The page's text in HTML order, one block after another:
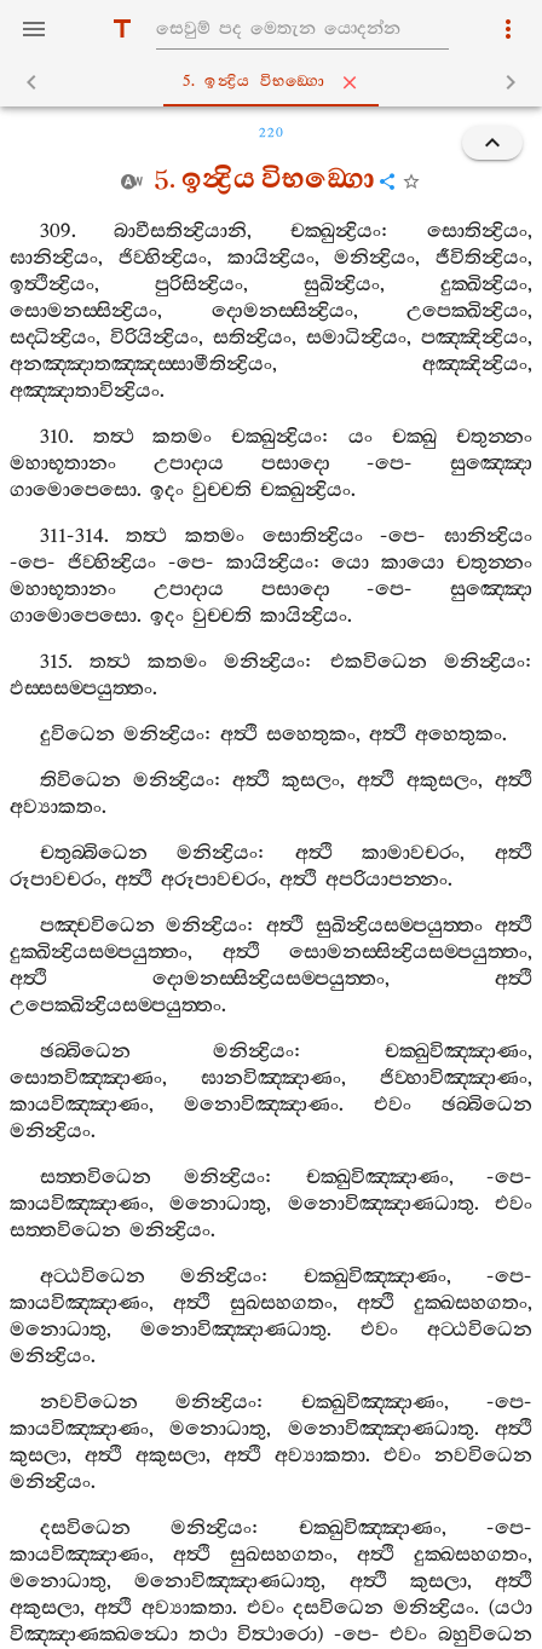
5. ඉන්‍ද්‍රිය විභඞ‍්ගො
220
5.ඉන්‍ද්‍රියවිභඞ‍්ගො
309.බාවීසතින්‍ද්‍රියානි,චක‍්ඛුන්‍ද්‍රියං:සොතින්‍ද්‍රියං,
ඝානින්‍ද්‍රියං, ජිව‍්හින්‍ද්‍රියං, කායින්‍ද්‍රියං,මනින්‍ද්‍රියං, ජීවිතින්‍ද්‍රියං,
ඉත්‍ථින්‍ද්‍රියං, පුරිසින්‍ද්‍රියං, සුඛින්‍ද්‍රියං, දුක‍්ඛින්‍ද්‍රියං,
සොමනස‍්සින්‍ද්‍රියං, දොමනස‍්සින්‍ද්‍රියං, උපෙක‍්ඛින්‍ද්‍රියං,
සද‍්ධින්‍ද්‍රියං, විරියින්‍ද්‍රියං, සතින්‍ද්‍රියං, සමාධින්‍ද්‍රියං, පඤ‍්ඤින්‍ද්‍රියං,
අනඤ‍්ඤාතඤ‍්ඤස‍්සාමීතින්‍ද්‍රියං, අඤ‍්ඤින්‍ද්‍රියං,
අඤ‍්ඤාතාවින්‍ද්‍රියං.
310. තත්‍ථ කතමං චක‍්ඛුන්‍ද්‍රියං:යං චක‍්ඛු
චතුන‍්නං
මහාභූතානං
උපාදාය පසාදො -පෙ- සුඤ‍්ඤො
ගාමොපෙසො. ඉදං වුච‍්චති චක‍්ඛුන්‍ද්‍රියං.
311-314.තත්‍ථ කතමං සොතින්‍ද්‍රියං-පෙ-ඝානින්‍ද්‍රියං
-පෙ- ජිව‍්හින්‍ද්‍රියං-පෙ- කායින්‍ද්‍රියං:යො කායො චතුන‍්නං
මහාභූතානං
උපාදාය පසාදො -පෙ- සුඤ‍්ඤො
ගාමොපෙසො. ඉදං වුච‍්චති කායින්‍ද්‍රියං.
315. තත්‍ථ කතමං මනින්‍ද්‍රියං: එකවිධෙන මනින්‍ද්‍රියං:
ඵස‍්සසම‍්පයුත‍්තං.
දුවිධෙන මනින්‍ද්‍රියං: අත්‍ථි සහෙතුකං, අත්‍ථි අහෙතුකං.
තිවිධෙන මනින්‍ද්‍රියං:අත්‍ථි කුසලං,අත්‍ථි අකුසලං,අත්‍ථි
අව්‍යාකතං.
චතුබ‍්බිධෙන
මනින්‍ද්‍රියං: අත්‍ථි කාමාවචරං, අත්‍ථි
රූපාවචරං, අත්‍ථි අරූපාවචරං, අත්‍ථි අපරියාපන‍්නං.
පඤ‍්චවිධෙන මනින්‍ද්‍රියං:අත්‍ථි සුඛින්‍ද්‍රියසම‍්පයුත‍්තං අත්‍ථි
දුක‍්ඛින්‍ද්‍රියසම‍්පයුත‍්තං, අත්‍ථි සොමනස‍්සින්‍ද්‍රියසම‍්පයුත‍්තං,
අත්‍ථි
දොමනස‍්සින්‍ද්‍රියසම‍්පයුත‍්තං, අත්‍ථි
උපෙක‍්ඛින්‍ද්‍රියසම‍්පයුත‍්තං.
ඡබ‍්බිධෙන
මනින්‍ද්‍රියං: චක‍්ඛුවිඤ‍්ඤාණං,
සොතවිඤ‍්ඤාණං, ඝානවිඤ‍්ඤාණං, ජිව‍්හාවිඤ‍්ඤාණං,
කායවිඤ‍්ඤාණං, මනොවිඤ‍්ඤාණං. එවං
ඡබ‍්බිධෙන
මනින්‍ද්‍රියං.
සත‍්තවිධෙන
මනින්‍ද්‍රියං: චක‍්ඛුවිඤ‍්ඤාණං, -පෙ-
කායවිඤ‍්ඤාණං,මනොධාතු, මනොවිඤ‍්ඤාණධාතු.එවං
සත‍්තවිධෙන මනින්‍ද්‍රියං.
අට‍්ඨවිධෙන
මනින්‍ද්‍රියං: චක‍්ඛුවිඤ‍්ඤාණං, -පෙ-
කායවිඤ‍්ඤාණං, අත්‍ථි සුඛසහගතං, අත්‍ථි දුක‍්ඛසහගතං,
මනොධාතු, මනොවිඤ‍්ඤාණධාතු. එවං
අට‍්ඨවිධෙන
මනින්‍ද්‍රියං.
නවවිධෙන
මනින්‍ද්‍රියං: චක‍්ඛුවිඤ‍්ඤාණං, -පෙ-
කායවිඤ‍්ඤාණං,මනොධාතු, මනොවිඤ‍්ඤාණධාතු.අත්‍ථි
කුසලා, අත්‍ථි අකුසලා, අත්‍ථි අව්‍යාකතා. එවං නවවිධෙන
මනින්‍ද්‍රියං.
දසවිධෙන
මනින්‍ද්‍රියං: චක‍්ඛුවිඤ‍්ඤාණං, -පෙ-
කායවිඤ‍්ඤාණං, අත්‍ථි සුඛසහගතං, අත්‍ථි දුක‍්ඛසහගතං,
මනොධාතු,මනොවිඤ‍්ඤාණධාතු, අත්‍ථි කුසලා, අත්‍ථි
අකුසලා, අත්‍ථි අව්‍යාකතා. එවං දසවිධෙන මනින්‍ද්‍රියං. (යථා
විඤ‍්ඤාණක‍්ඛන්‍ධො තථා විත්‍ථාරො) -පෙ-එවං බහුවිධෙන